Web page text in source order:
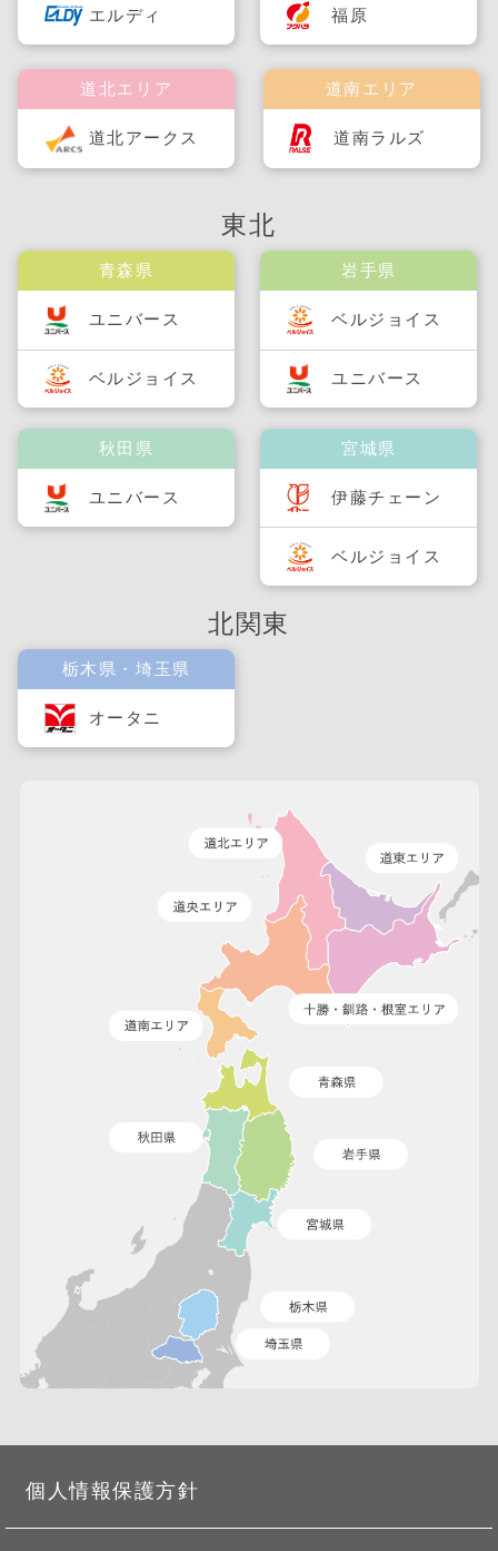
エルディ
道南エリア
道南ラルズ
道北エリア
道北アークス
福原
東北
青森県
ユニバース
ベルジョイス
秋田県
ユニバース
岩手県
ベルジョイス
ユニバース
宮城県
伊藤チェーン
ベルジョイス
北関東
栃木県・埼玉県
オータニ
個人情報保護方針